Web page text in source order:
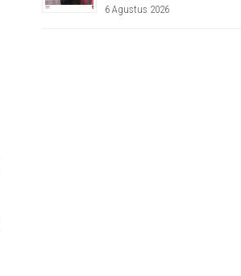
6 Agustus 2026